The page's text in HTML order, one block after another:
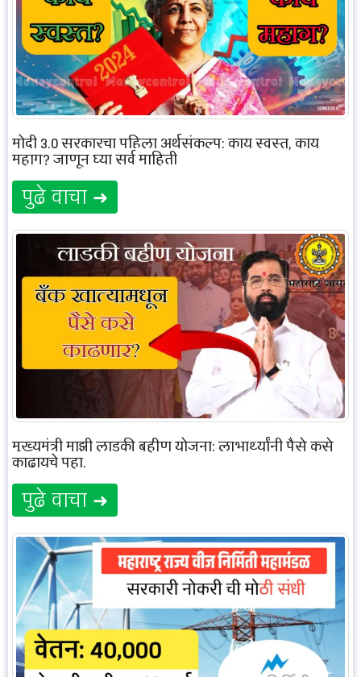
मोदी 3.0 सरकारचा पहिला अर्थसंकल्प: काय स्वस्त, काय
महाग? जाणून घ्या सर्व माहिती
पुढे वाचा ➜
मुख्यमंत्री माझी लाडकी बहीण योजना: लाभार्थ्यांनी पैसे कसे
काढायचे पहा.
पुढे वाचा ➜